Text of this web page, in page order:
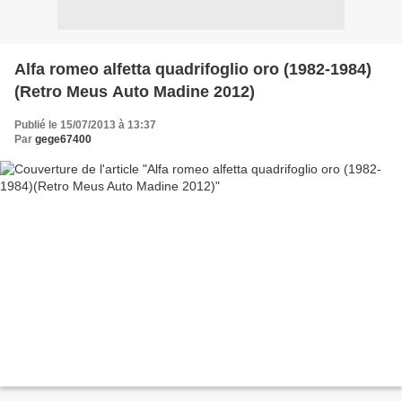
Alfa romeo alfetta quadrifoglio oro (1982-1984)
(Retro Meus Auto Madine 2012)
Publié le 15/07/2013 à 13:37
Par gege67400